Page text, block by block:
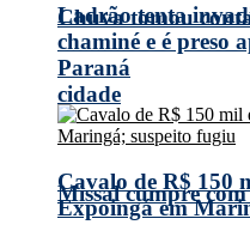
Chuva tomou
cidade
Missal cumpre com
Ladrão tenta
chaminé e é preso
Paraná
Cavalo de R$ 150
Expoingá em